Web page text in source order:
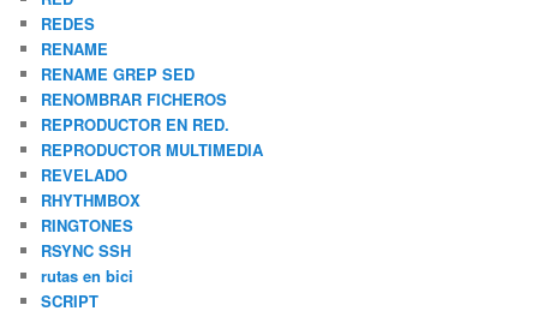
REDES
RENAME
RENAME GREP SED
RENOMBRAR FICHEROS
REPRODUCTOR EN RED.
REPRODUCTOR MULTIMEDIA
REVELADO
RHYTHMBOX
RINGTONES
RSYNC SSH
rutas en bici
SCRIPT